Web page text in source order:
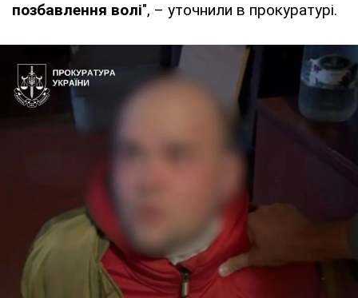
позбавлення волі", – уточнили в прокуратурі.